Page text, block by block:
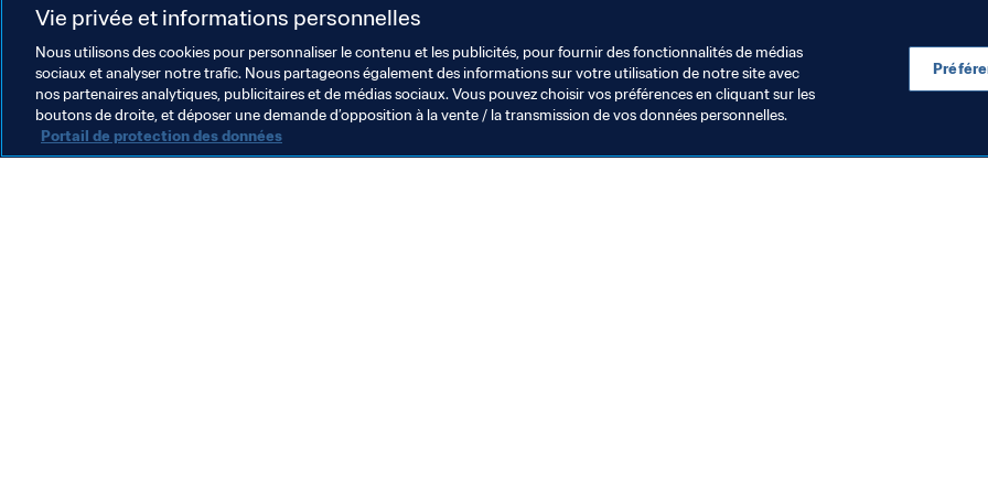
Argentina
Vie privée et informations personnelles
Nous utilisons des cookies pour personnaliser le contenu et les publicités, pour fournir des fonctionnalités de médias
sociaux et analyser notre trafic. Nous partageons également des informations sur votre utilisation de notre site avec
nos partenaires analytiques, publicitaires et de médias sociaux. Vous pouvez choisir vos préférences en cliquant sur les
boutons de droite, et déposer une demande d’opposition à la vente / la transmission de vos données personnelles.
Portail de protection des données